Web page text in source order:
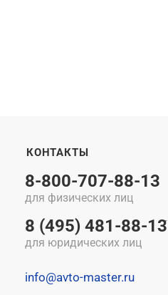
КОНТАКТЫ
8-800-707-88-13
для физических лиц
8 (495) 481-88-13
для юридических лиц
info@avto-master.ru